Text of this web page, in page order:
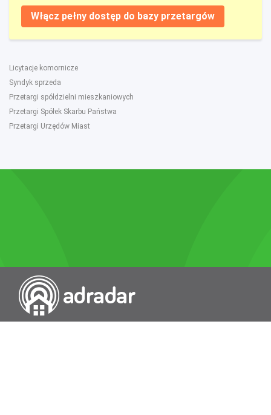
Włącz pełny dostęp do bazy przetargów
Licytacje komornicze
Syndyk sprzeda
Przetargi spółdzielni mieszkaniowych
Przetargi Spółek Skarbu Państwa
Przetargi Urzędów Miast